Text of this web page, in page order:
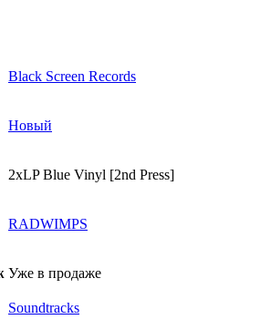
Black Screen Records
Новый
2xLP Blue Vinyl [2nd Press]
RADWIMPS
Уже в продаже
Soundtracks